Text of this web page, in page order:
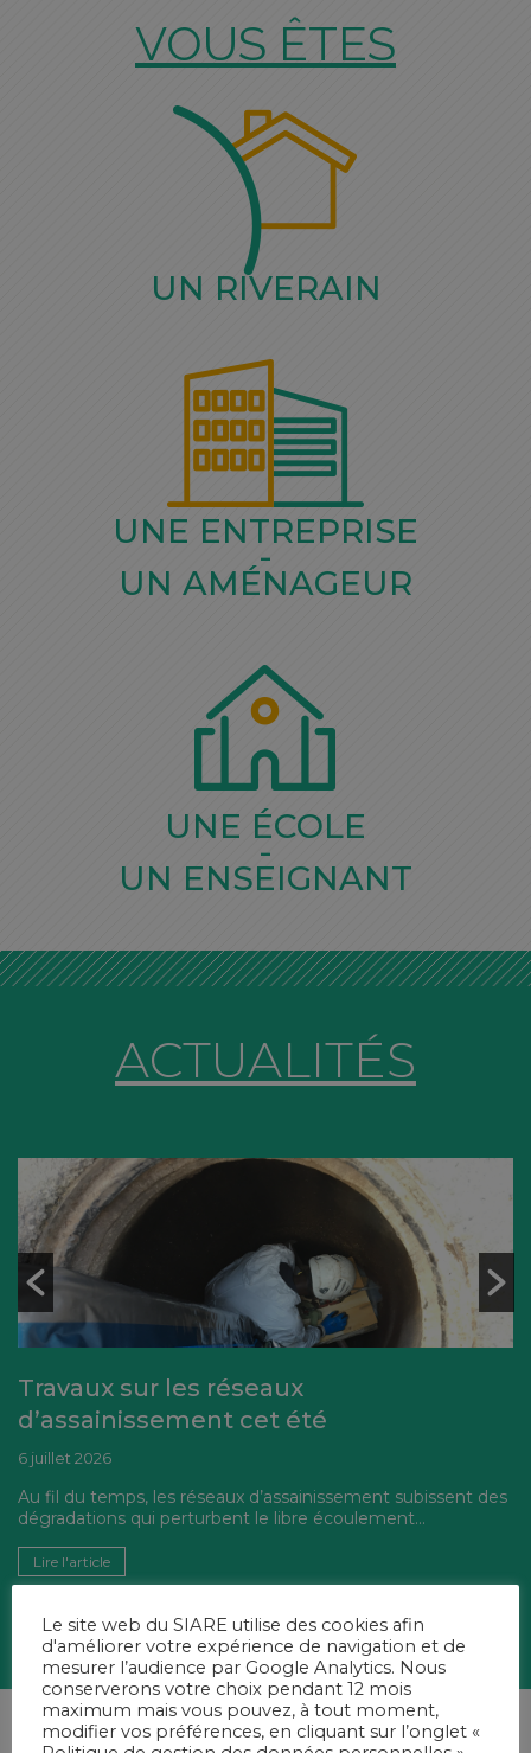
VOUS ÊTES
UN RIVERAIN
UNE ENTREPRISE
-
UN AMÉNAGEUR
UNE ÉCOLE
-
UN ENSEIGNANT
ACTUALITÉS
Travaux sur les réseaux
d’assainissement cet été
6 juillet 2026
Au fil du temps, les réseaux d’assainissement subissent des
dégradations qui perturbent le libre écoulement...
Lire l'article
Le site web du SIARE utilise des cookies afin
d'améliorer votre expérience de navigation et de
mesurer l’audience par Google Analytics. Nous
conserverons votre choix pendant 12 mois
maximum mais vous pouvez, à tout moment,
modifier vos préférences, en cliquant sur l’onglet «